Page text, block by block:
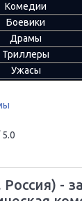
Комедии
Боевики
Драмы
Триллеры
Ужасы
5.0
-